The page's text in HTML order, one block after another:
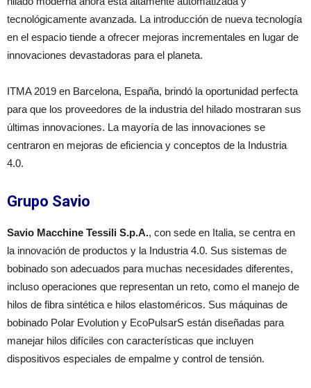
tecnológicamente avanzada. La introducción de nueva tecnología
en el espacio tiende a ofrecer mejoras incrementales en lugar de
innovaciones devastadoras para el planeta.
ITMA 2019 en Barcelona, España, brindó la oportunidad perfecta
para que los proveedores de la industria del hilado mostraran sus
últimas innovaciones. La mayoría de las innovaciones se
centraron en mejoras de eficiencia y conceptos de la Industria
4.0.
Grupo Savio
Savio Macchine Tessili S.p.A., con sede en Italia, se centra en
la innovación de productos y la Industria 4.0. Sus sistemas de
bobinado son adecuados para muchas necesidades diferentes,
incluso operaciones que representan un reto, como el manejo de
hilos de fibra sintética e hilos elastoméricos. Sus máquinas de
bobinado Polar Evolution y EcoPulsarS están diseñadas para
manejar hilos difíciles con características que incluyen
dispositivos especiales de empalme y control de tensión.